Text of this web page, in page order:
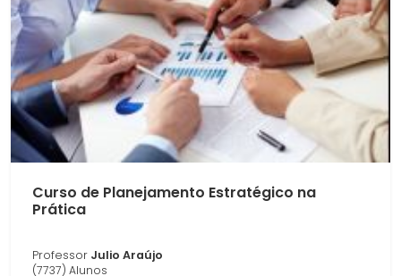
Curso de Planejamento Estratégico na
Prática
Professor Julio Araújo
(7737) Alunos